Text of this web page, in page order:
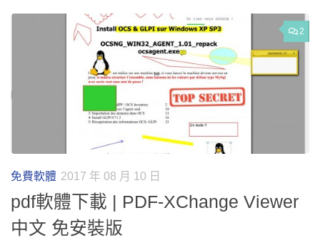
2
免費軟體 2017 年 08 月 10 日
pdf軟體下載 | PDF-XChange Viewer
中文 免安裝版